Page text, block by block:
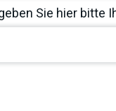
Sie hier bitte